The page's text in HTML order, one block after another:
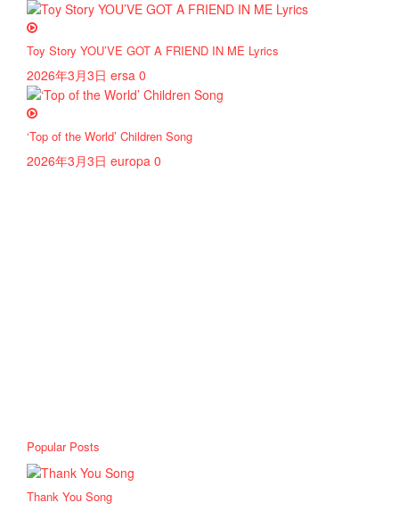
Toy Story YOU’VE GOT A FRIEND IN ME Lyrics
2026年3月3日 ersa 0
‘Top of the World’ Children Song
2026年3月3日 europa 0
Popular Posts
Thank You Song